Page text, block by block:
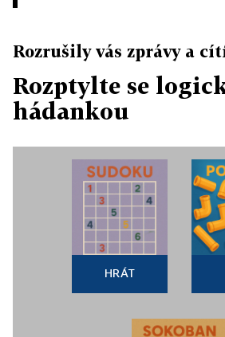
Rozrušily vás zprávy a
Rozptylte se
hádankou
HRÁT